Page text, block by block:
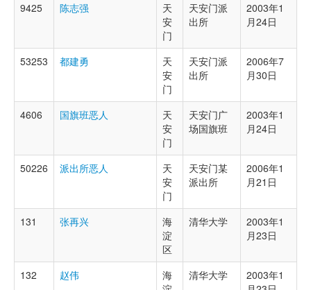
9425 陈志强
天
安
门
天安门派
出所
2003年1
月24日
53253 都建勇
天
安
门
天安门派
出所
2006年7
月30日
4606 国旗班恶人
天
安
门
天安门广
场国旗班
2003年1
月24日
50226 派出所恶人
天
安
门
天安门某
派出所
2006年1
月21日
131 张再兴
海
淀
区
清华大学
2003年1
月23日
132 赵伟
海
清华大学
2003年1